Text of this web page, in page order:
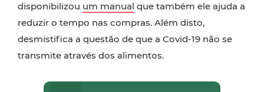
disponibilizou um manual que também ele ajuda a
reduzir o tempo nas compras. Além disto,
desmistifica a questão de que a Covid-19 não se
transmite através dos alimentos.